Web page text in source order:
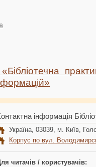
інформація
Україна, 03039, м. Київ,
Корпус по вул.
читачів / користувачів: